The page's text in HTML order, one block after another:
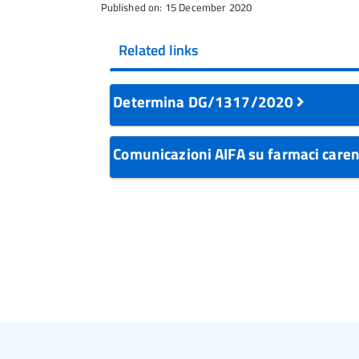
Published on: 15 December 2020
Related links
Determina DG/1317/2020
Comunicazioni AIFA su farmaci